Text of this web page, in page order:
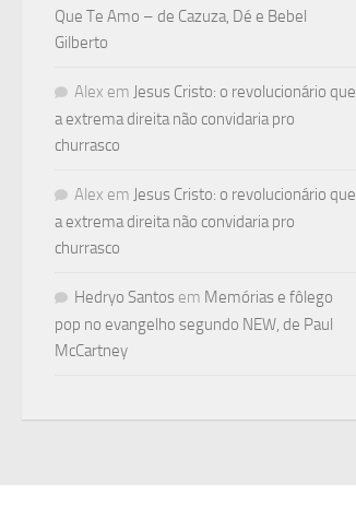
Que Te Amo – de Cazuza, Dé e Bebel
Gilberto
Alex em Jesus Cristo: o revolucionário que
a extrema direita não convidaria pro
churrasco
Alex em Jesus Cristo: o revolucionário que
a extrema direita não convidaria pro
churrasco
Hedryo Santos em Memórias e fôlego
pop no evangelho segundo NEW, de Paul
McCartney